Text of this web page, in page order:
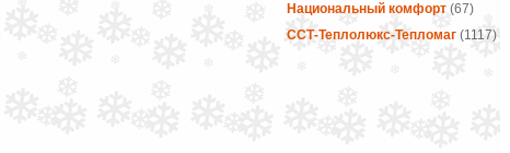
Национальный комфорт(67)
ССТ-Теплолюкс-Тепломаг(1117)